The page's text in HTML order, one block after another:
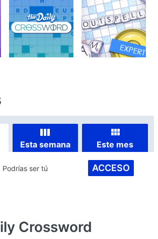
Esta semana Este mes
Podrías ser tú ACCESO
Crossword